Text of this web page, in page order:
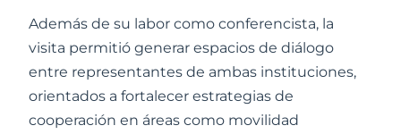
Además de su labor como conferencista, la
visita permitió generar espacios de diálogo
entre representantes de ambas instituciones,
orientados a fortalecer estrategias de
cooperación en áreas como movilidad